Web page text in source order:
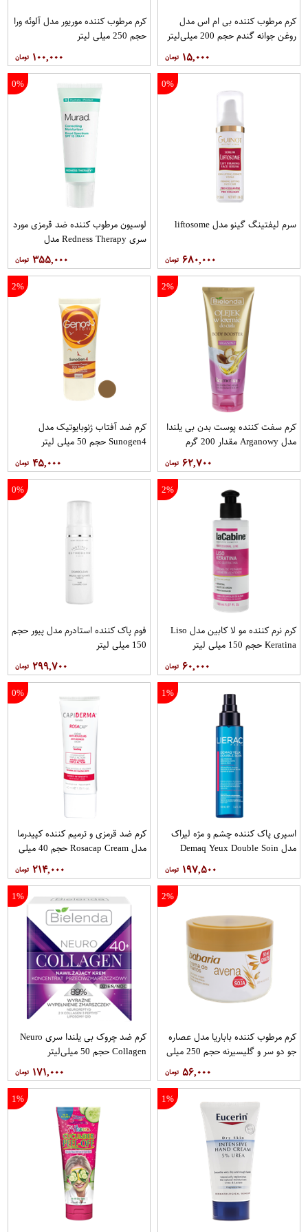
کرم مرطوب کننده بی ام اس مدل
روغن جوانه گندم حجم 200 میلی‌لیتر
۱۵,۰۰۰
کرم مرطوب کننده موریور مدل آلوئه ورا
حجم 250 میلی لیتر
۱۰۰,۰۰۰
0%
سرم لیفتینگ گینو مدل liftosome
۶۸۰,۰۰۰
0%
لوسیون مرطوب کننده ضد قرمزی مورد
سری Redness Therapy مدل
Correcting Muisturizer Spf15 حجم
50 میلی لیتر
۳۵۵,۰۰۰
2%
کرم سفت‌ کننده پوست بدن بی یلندا
مدل Arganowy مقدار 200 گرم
۶۲,۷۰۰
2%
کرم ضد آفتاب ژنوبایوتیک مدل
Sunogen4 حجم 50 میلی لیتر
۴۵,۰۰۰
2%
کرم نرم کننده مو لا کابین مدل Liso
Keratina حجم 150 میلی لیتر
۶۰,۰۰۰
0%
فوم پاک کننده استادرم مدل پیور حجم
150 میلی لیتر
۲۹۹,۷۰۰
1%
اسپری پاک کننده چشم و مژه لیراک
مدل Demaq Yeux Double Soin
۱۹۷,۵۰۰
0%
کرم ضد قرمزی و ترمیم کننده کپیدرما
مدل Rosacap Cream حجم 40 میلی
۲۱۴,۰۰۰
2%
کرم مرطوب کننده باباریا مدل عصاره
جو دو سر و گلیسیرنه حجم 250 میلی
۵۶,۰۰۰
1%
کرم ضد چروک بی یلندا سری Neuro
Collagen حجم 50 میلی‌لیتر
۱۷۱,۰۰۰
1%
1%